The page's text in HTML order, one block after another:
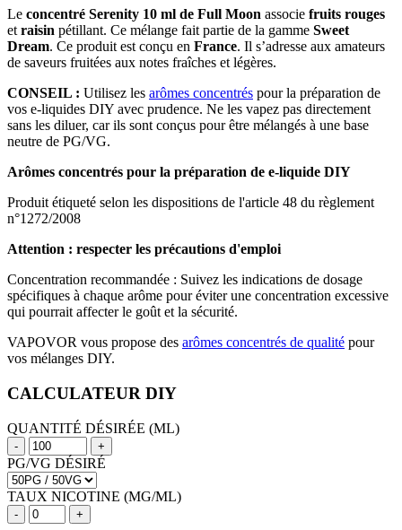
Le concentré Serenity 10 ml de Full Moon associe fruits rouges
etraisin pétillant. Ce mélange fait partie de la gamme Sweet
Dream. Ce produit est conçu en France. Il s’adresse aux amateurs
de saveurs fruitées aux notes fraîches et légères.
CONSEIL : Utilisez les arômes concentrés pour la préparation de
vos e-liquides DIY avec prudence. Ne les vapez pas directement
sans les diluer, car ils sont conçus pour être mélangés à une base
neutre de PG/VG.
Arômes concentrés pour la préparation de e-liquide DIY
Produit étiqueté selon les dispositions de l'article 48 du règlement
n°1272/2008
Attention : respecter les précautions d'emploi
Concentration recommandée : Suivez les indications de dosage
spécifiques à chaque arôme pour éviter une concentration excessive
qui pourrait affecter le goût et la sécurité.
VAPOVOR vous propose des arômes concentrés de qualité pour
vos mélanges DIY.
CALCULATEUR DIY
QUANTITÉ DÉSIRÉE (ML)
- +
PG/VG DÉSIRÉ
TAUX NICOTINE (MG/ML)
- +